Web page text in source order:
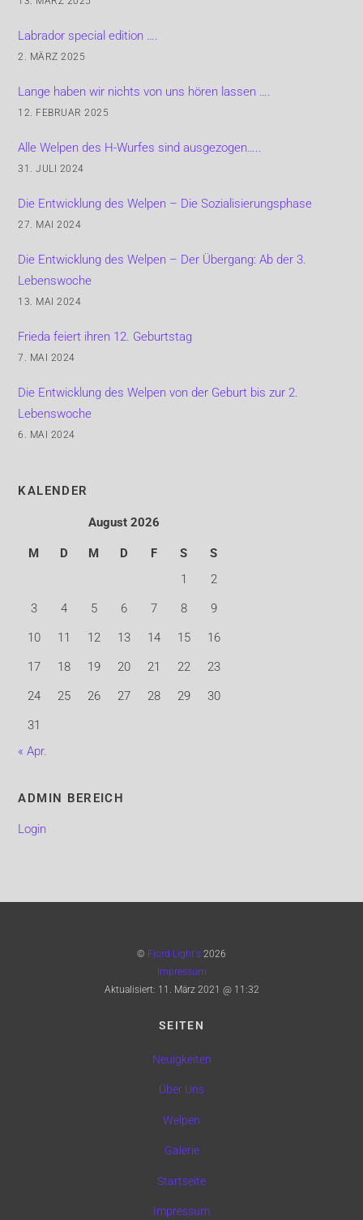
Labrador special edition ….
2. MÄRZ 2025
Lange haben wir nichts von uns hören lassen ….
12. FEBRUAR 2025
Alle Welpen des H-Wurfes sind ausgezogen…..
31. JULI 2024
Die Entwicklung des Welpen – Die Sozialisierungsphase
27. MAI 2024
Die Entwicklung des Welpen – Der Übergang: Ab der 3.
Lebenswoche
13. MAI 2024
Frieda feiert ihren 12. Geburtstag
7. MAI 2024
Die Entwicklung des Welpen von der Geburt bis zur 2.
Lebenswoche
6. MAI 2024
KALENDER
August 2026
M D M D F S
S
1
2
3
4 5 6 7 8
9
10
11 12 13 14 15
16
17
18 19 20 21 22
23
24
25 26 27 28 29
30
31
« Apr.
ADMIN BEREICH
Login
© Fjord Light's 2026
Impressum
Aktualisiert: 11. März 2021 @ 11:32
SEITEN
Neuigkeiten
Über Uns
Welpen
Galerie
Startseite
Impressum